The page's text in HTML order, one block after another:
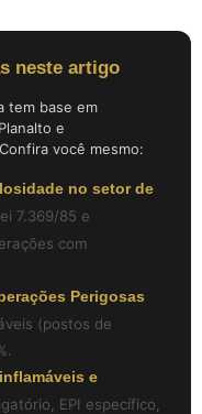
neste artigo
tem base em
e
você mesmo:
no setor de
7.369/85 e
com
Perigosas
(postos de
e
EPI específico,